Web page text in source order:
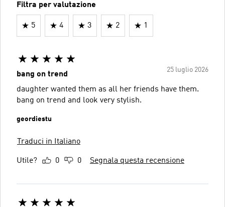
Filtra per valutazione
5 4 3 2 1
25 luglio 2026
bang on trend
daughter wanted them as all her friends have them.
bang on trend and look very stylish.
geordiestu
Traduci in Italiano
Utile? 0 0 Segnala questa recensione